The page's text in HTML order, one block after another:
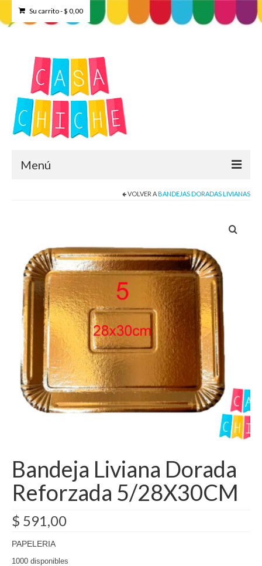
Su carrito-$ 0,00
Menú
Contacto
Como Registrarse
Finalizar compra
VOLVER ABANDEJAS DORADAS LIVIANAS
Bandeja Liviana Dorada
Reforzada 5/28X30CM
$ 591,00
PAPELERIA
1000 disponibles